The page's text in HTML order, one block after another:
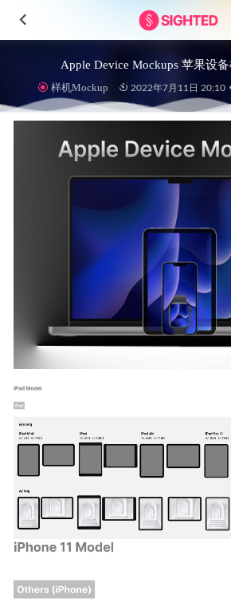
Apple Device Mockups 苹果设
样机Mockup 2022年7月11日 20:10
一组插画app Onboarding ui设计 .xd素材
60个爱情和婚礼图标设计 .ai .svg素材
Medecine 3D医疗图标模型素材 .obj
Kiddo 儿童食物app ui设计 .fig素材
商业网站落地页设计模板 .psd .sketch